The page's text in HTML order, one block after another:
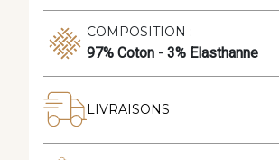
COMPOSITION :
97% Coton - 3% Elasthanne
LIVRAISONS